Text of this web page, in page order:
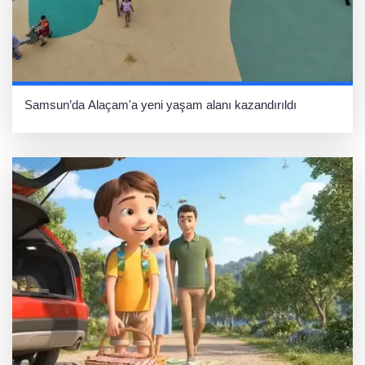
Samsun’da Alaçam'a yeni yaşam alanı kazandırıldı